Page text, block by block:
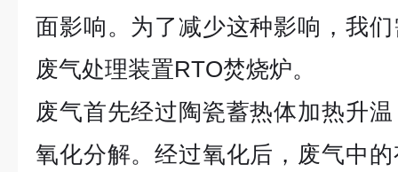
面影响。为了减少这种影响，我
废气处理装置RTO焚烧炉。
废气首先经过陶瓷蓄热体加热升
氧化分解。经过氧化后，废气中